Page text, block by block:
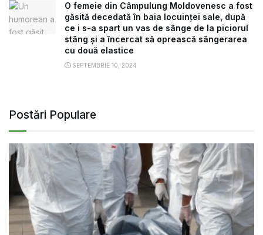
O femeie din Câmpulung Moldovenesc a fost
găsită decedată în baia locuinței sale, după
ce i s-a spart un vas de sânge de la piciorul
stâng și a încercat să oprească sângerarea
cu două elastice
SEPTEMBRIE 10, 2024
Postări Populare